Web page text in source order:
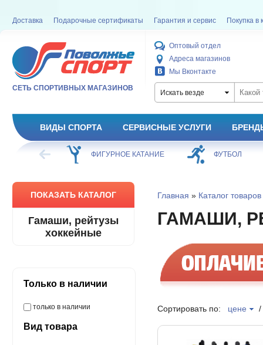
Доставка Подарочные сертификаты Гарантия и сервис Покупка в
СЕТЬ СПОРТИВНЫХ МАГАЗИНОВ
Оптовый отдел
Адреса магазинов
Мы Вконтакте
Искать везде
ВИДЫ СПОРТА СЕРВИСНЫЕ УСЛУГИ
ФИГУРНОЕ КАТАНИЕ ФУТБОЛ
ПОКАЗАТЬ КАТАЛОГ
Гамаши, рейтузы
хоккейные
Только в наличии
только в наличии
Вид товара
Главная » Каталог товаров
ГАМАШИ,
Сортировать по: цене